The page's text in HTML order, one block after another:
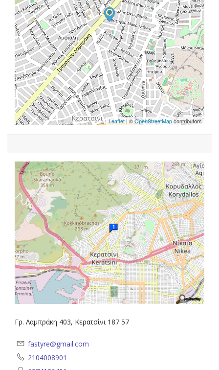
Leaflet| ©OpenStreetMapcontributors
Γρ. Λαμπράκη 403, Κερατσίνι 187 57
fastyre@gmail.com
2104008901